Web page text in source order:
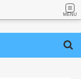
MENU